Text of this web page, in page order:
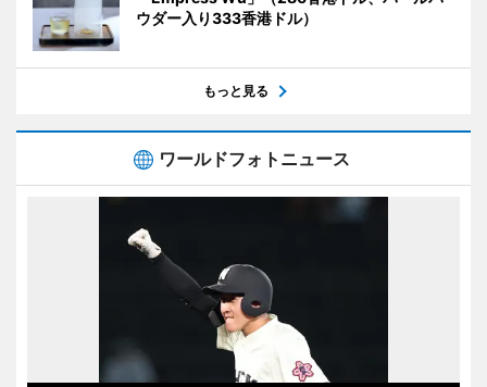
ウダー入り333香港ドル）
もっと見る
ワールドフォトニュース